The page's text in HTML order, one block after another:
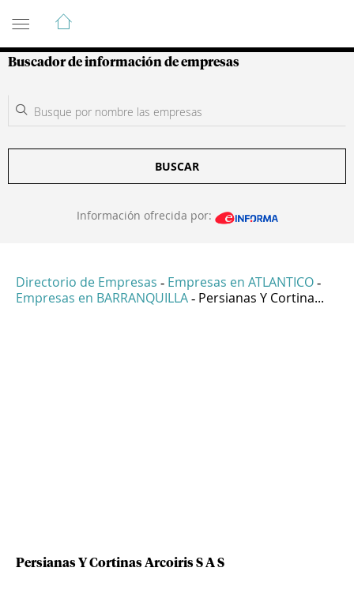
Guía de Empresas Colombianas
Buscador de información de empresas
BUSCAR
Información ofrecida por:
Directorio de Empresas - Empresas en ATLANTICO -
Empresas en BARRANQUILLA - Persianas Y Cortina...
Persianas Y Cortinas Arcoiris S A S